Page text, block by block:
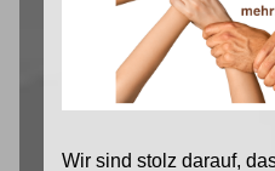
Wir sind stolz darauf,